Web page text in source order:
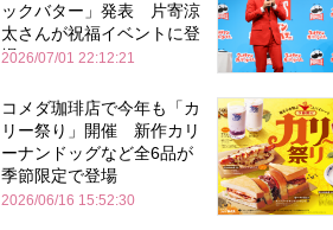
ックバター」発表 片寄涼
太さんが祝福イベントに登
場
2026/07/01 22:12:21
コメダ珈琲店で今年も「カ
リー祭り」開催 新作カリ
ーナンドッグなど全6品が
季節限定で登場
2026/06/16 15:52:30